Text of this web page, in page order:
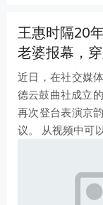
王惠时隔20
老婆报幕，
近日，在社交媒
德云鼓曲社成立
再次登台表演京
议。 从视频中可